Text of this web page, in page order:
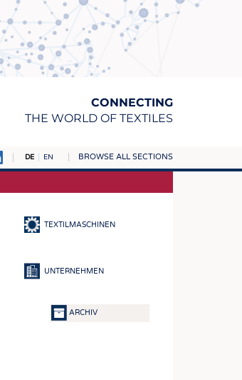
CONNECTING
THE WORLD OF TEXTILES
DE EN BROWSE ALL SECTIONS
TEXTILMASCHINEN
UNTERNEHMEN
ARCHIV